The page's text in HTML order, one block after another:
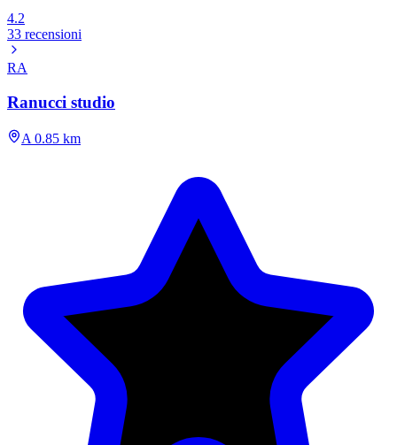
4.2
33 recensioni
RA
Ranucci studio
A 0.85 km